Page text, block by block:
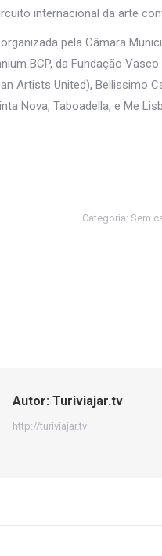
internacional da arte
pela Câmara
BCP, da Fundação
Artists United), Bellissimo
Nova, Taboadella, e Me
Categoria:Sem
Autor: Turiviajar.tv
http://turiviajar.tv